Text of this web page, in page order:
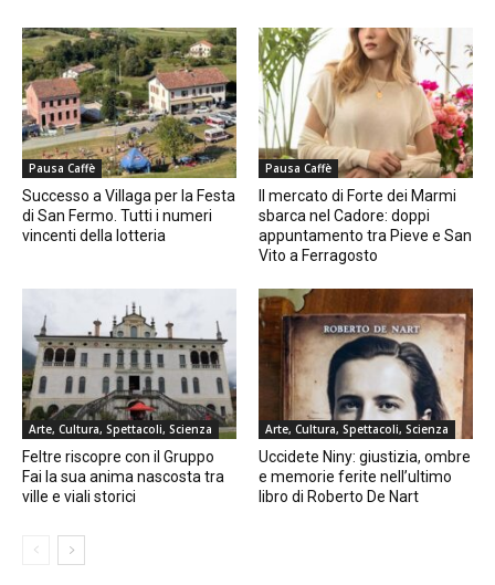
Pausa Caffè
Successo a Villaga per la Festa
di San Fermo. Tutti i numeri
vincenti della lotteria
Pausa Caffè
Il mercato di Forte dei Marmi
sbarca nel Cadore: doppi
appuntamento tra Pieve e San
Vito a Ferragosto
Arte, Cultura, Spettacoli, Scienza
Feltre riscopre con il Gruppo
Fai la sua anima nascosta tra
ville e viali storici
Arte, Cultura, Spettacoli, Scienza
Uccidete Niny: giustizia, ombre
e memorie ferite nell’ultimo
libro di Roberto De Nart